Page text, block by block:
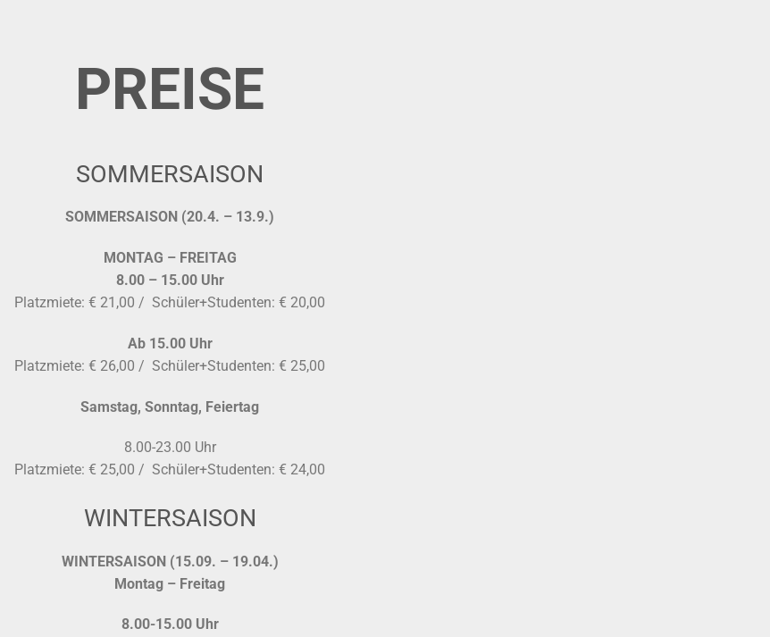
PREISE
SOMMERSAISON
SOMMERSAISON (20.4. – 13.9.)
MONTAG – FREITAG
8.00 – 15.00 Uhr
Platzmiete: € 21,00 / Schüler+Studenten: € 20,00
Ab 15.00 Uhr
Platzmiete: € 26,00 / Schüler+Studenten: € 25,00
Samstag, Sonntag, Feiertag
8.00-23.00 Uhr
Platzmiete: € 25,00 / Schüler+Studenten: € 24,00
WINTERSAISON
WINTERSAISON (15.09. – 19.04.)
Montag – Freitag
8.00-15.00 Uhr